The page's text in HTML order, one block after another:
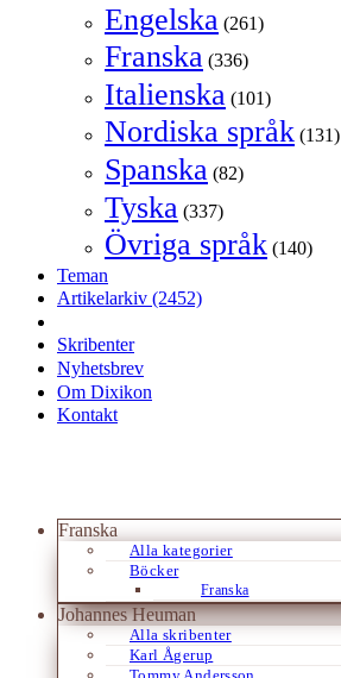
Engelska (261)
Franska (336)
Italienska (101)
Nordiska språk (131)
Spanska (82)
Tyska (337)
Övriga språk (140)
Teman
Artikelarkiv (2452)
Skribenter
Nyhetsbrev
Om Dixikon
Kontakt
Franska
Alla kategorier
Böcker
Franska
Johannes Heuman
Alla skribenter
Karl Ågerup